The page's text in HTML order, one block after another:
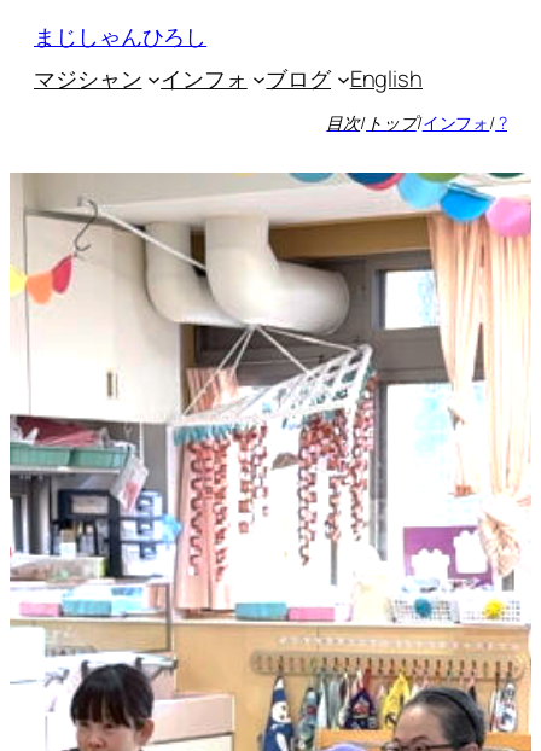
ッ
プ
まじしゃんひろし
マジシャン
インフォ ブログ English
目次/ トップ/インフォ/?